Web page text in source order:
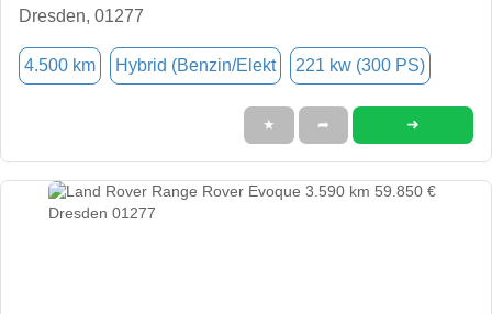
Dresden, 01277
4.500 km Hybrid (Benzin/Elekt 221 kw (300 PS)
★ ➦ ➜